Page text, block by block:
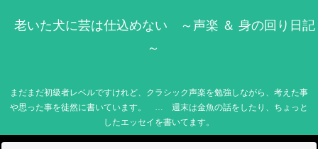
老いた犬に芸は仕込めない ～声楽 ＆ 身の回り日記
～
まだまだ初級者レベルですけれど、クラシック声楽を勉強しながら、考えた事
や思った事を徒然に書いています。 … 週末は金魚の話をしたり、ちょっと
したエッセイを書いてます。